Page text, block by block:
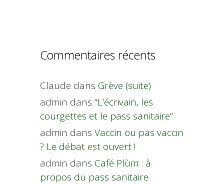
Commentaires récents
Claude dans Grève (suite)
admin dans “L’écrivain, les
courgettes et le pass sanitaire”
admin dans Vaccin ou pas vaccin
? Le débat est ouvert !
admin dans Café Plùm : à
propos du pass sanitaire